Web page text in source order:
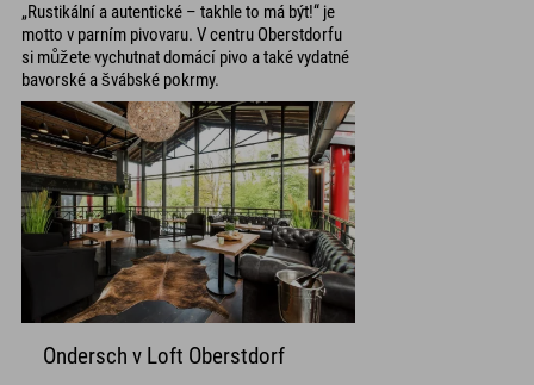
„Rustikální a autentické – takhle to má být!“ je
motto v parním pivovaru. V centru Oberstdorfu
si můžete vychutnat domácí pivo a také vydatné
bavorské a švábské pokrmy.
Ondersch v Loft Oberstdorf